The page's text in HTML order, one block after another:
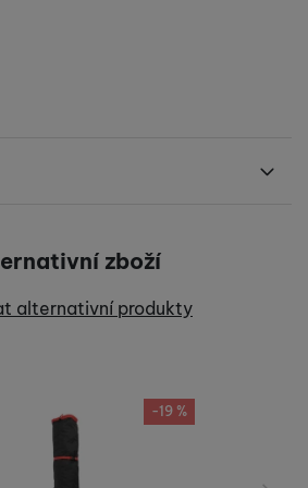
výrobku.
zboží
alternativní produkty
-19 %